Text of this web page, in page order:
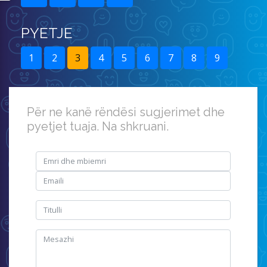
PYETJE
1 2 3 4 5 6 7 8 9
Për ne kanë rëndësi sugjerimet dhe
pyetjet tuaja. Na shkruani.